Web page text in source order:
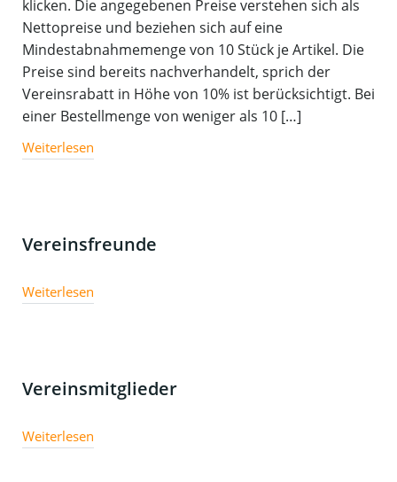
klicken. Die angegebenen Preise verstehen sich als
Nettopreise und beziehen sich auf eine
Mindestabnahmemenge von 10 Stück je Artikel. Die
Preise sind bereits nachverhandelt, sprich der
Vereinsrabatt in Höhe von 10% ist berücksichtigt. Bei
einer Bestellmenge von weniger als 10 […]
Weiterlesen
Vereinsfreunde
Weiterlesen
Vereinsmitglieder
Weiterlesen